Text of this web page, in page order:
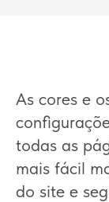
As cores e
todas as
mais fácil
do site e